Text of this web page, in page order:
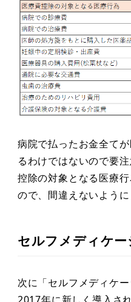
病院で払ったお金全て
るわけではないので要
控除の対象となる医療
ので、間違えないように
セルフメディケ
次に「セルフメディケ